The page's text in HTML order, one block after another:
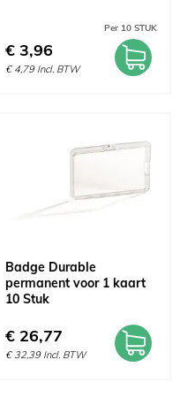
Per 10 STUK
€ 3,96
€ 4,79 Incl. BTW
Badge Durable
permanent voor 1 kaart
10 Stuk
€ 26,77
€ 32,39 Incl. BTW